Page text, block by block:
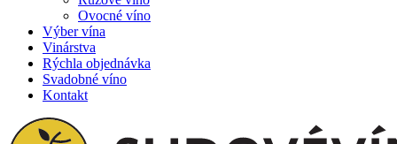
Ovocné víno
Výber vína
Vinárstva
Rýchla objednávka
Svadobné víno
Kontakt